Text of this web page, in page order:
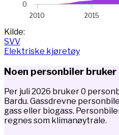
2010 2015
0
End of interactive chart.
Kilde:
SVV
Elektriske kjøretøy
Noen personbiler
Per juli 2026 bruker 0
Bardu. Gassdrevne
gass eller biogass.
regnes som klimanøytrale.